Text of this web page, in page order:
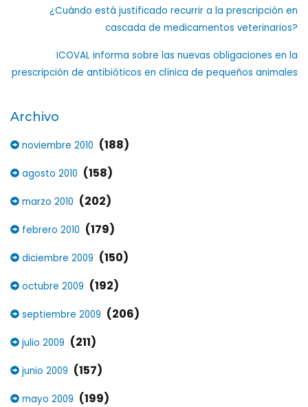
¿Cuándo está justificado recurrir a la prescripción en
cascada de medicamentos veterinarios?
ICOVAL informa sobre las nuevas obligaciones en la
prescripción de antibióticos en clínica de pequeños animales
Archivo
noviembre 2010 (188)
agosto 2010 (158)
marzo 2010 (202)
febrero 2010 (179)
diciembre 2009 (150)
octubre 2009 (192)
septiembre 2009 (206)
julio 2009 (211)
junio 2009 (157)
mayo 2009 (199)